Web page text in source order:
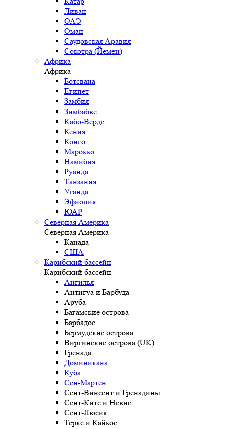
Ливан
ОАЭ
Оман
Саудовская Аравия
Сокотра (Йемен)
Африка
Африка
Ботсвана
Египет
Замбия
Зимбабве
Кабо-Верде
Кения
Конго
Марокко
Намибия
Руанда
Танзания
Уганда
Эфиопия
ЮАР
Северная Америка
Северная Америка
Канада
США
Карибский бассейн
Карибский бассейн
Ангилья
Антигуа и Барбуда
Аруба
Багамские острова
Барбадос
Бермудские острова
Виргинские острова (UK)
Гренада
Доминикана
Куба
Сен-Мартен
Сент-Винсент и Гренадины
Сент-Китс и Невис
Сент-Люсия
Теркс и Кайкос